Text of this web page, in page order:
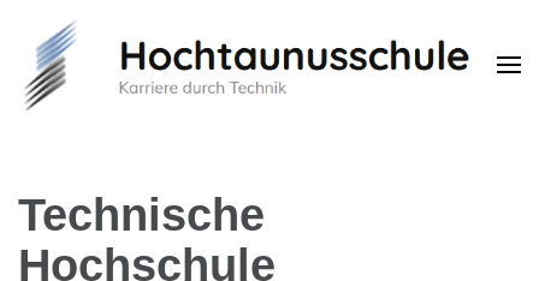
Technische
Hochschule